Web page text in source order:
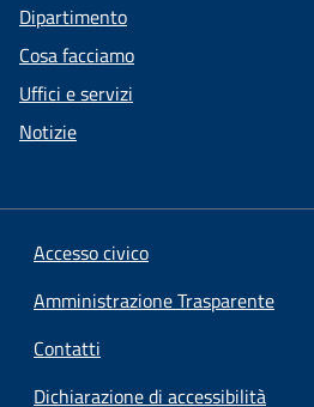
Dipartimento
Cosa facciamo
Uffici e servizi
Notizie
Accesso civico
Amministrazione Trasparente
Contatti
Dichiarazione di accessibilità